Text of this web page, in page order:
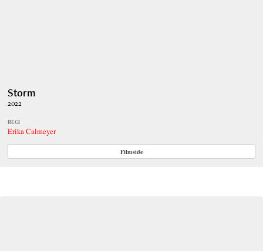
Storm
2022
REGI
Erika Calmeyer
Filmside